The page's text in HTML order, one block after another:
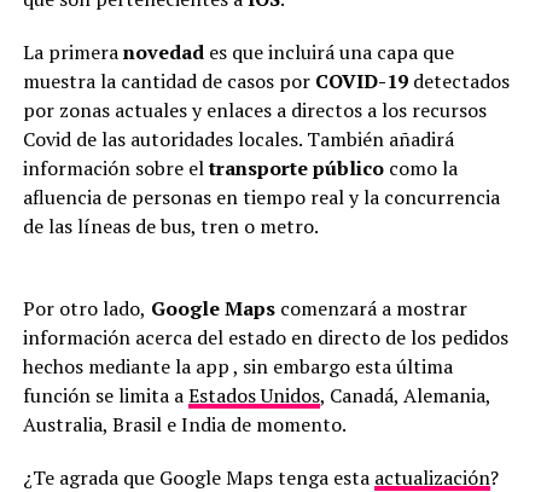
La primeranovedades que incluirá una capa que
muestra la cantidad de casos por COVID-19 detectados
por zonas actuales y enlaces a directos a los recursos
Covid de las autoridades locales. También añadirá
información sobre eltransporte público como la
afluencia de personas en tiempo real y la concurrencia
de las líneas de bus, tren o metro.
Por otro lado, Google Mapscomenzará a mostrar
información acerca del estado en directo de los pedidos
hechos mediante la app , sin embargo esta última
función se limita aEstados Unidos, Canadá, Alemania,
Australia, Brasil e India de momento.
¿Te agrada que Google Maps tenga esta actualización?